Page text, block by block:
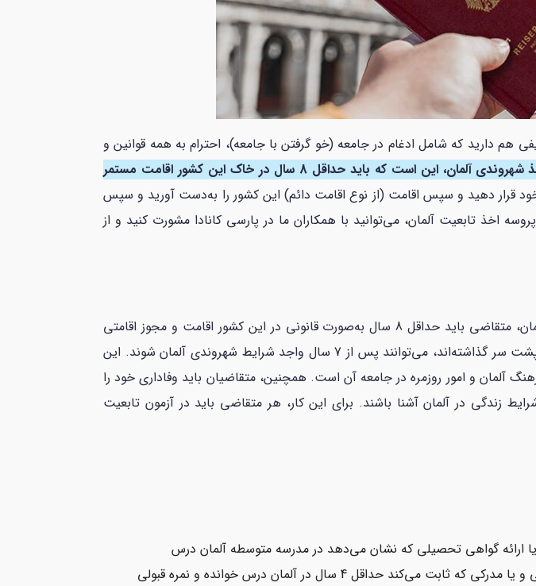
دارید که شامل ادغام در جامعه (خو گرفتن با جامعه)، احترام به همه قوانین و
یکی از شرایط اصلی اخذ شهروندی آلمان، این است که باید حداقل 8 سال در خاک این کشور اقامت مستمر
خود قرار دهید و سپس اقامت (از نوع اقامت دائم) این کشور را به‌دست آورید و سپس
تابعیت آلمان، می‌توانید با همکاران ما در پارسی کانادا مشورت کنید و از
، برای واجد شرایط بودن اخذ تابعیت آلمان، متقاضی باید حداقل 8 سال به‌صورت قانونی در این کشور اقامت و مجوز اقامتی
داشته باشد. البته، خارجی‌هایی که دوره ادغام (integration course) را با موفقیت پشت سر گذاشته‌اند، می‌توانند پس از 7 سال واجد شرایط شهروندی آلمان شوند. این
آلمان و امور روزمره در جامعه آن است. همچنین، متقاضیان باید وفاداری خود را
زندگی در آلمان آشنا باشند. برای این کار، هر متقاضی باید در آزمون تابعیت
ارائه مدرک زبان آلمانی (حداقل سطح B1) از طریق آزمون Zertifikat Deutsch یا ارائه گواهی تحصیلی که نشان می‌دهد در مدرسه متوسطه آلمان درس
خوانده‌اید، نامه پذیرش در یک دبیرستان آلمانی، مدارک تحصیلی به زبان آلمانی و یا مدرکی که ثابت می‌کند حداقل 4 سال در آلمان درس خوانده‌ و نمره قبولی